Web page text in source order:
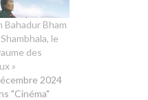
Bahadur Bham
Shambhala, le
des
»
2024
"Cinéma"